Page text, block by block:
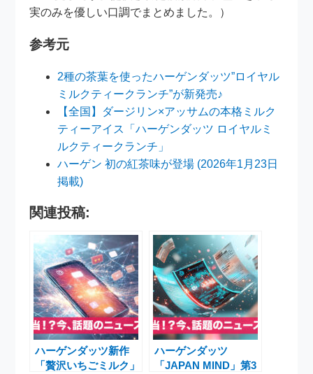
実のみを優しい口調でまとめました。）
参考元
2種の茶葉を使ったハーゲンダッツ”ロイヤル
ミルクティークランチ”が新発売♪
【全国】ダージリン×アッサムの本格ミルク
ティーアイス「ハーゲンダッツ ロイヤルミ
ルクティークランチ」
ハーゲン 初の紅茶味が登場 (2026年1月23日
掲載)
関連投稿:
ハーゲンダッツ新作
「贅沢いちごミルク」
ハーゲンダッツ
「JAPAN MIND」第3